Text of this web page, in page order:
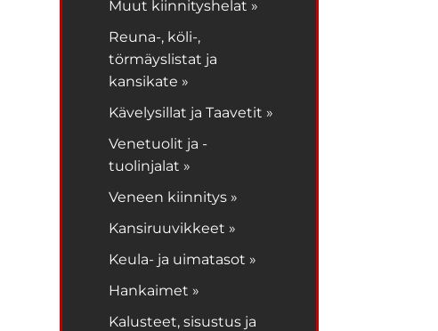
Muut kiinnityshelat »
Reuna-, köli-,
törmäyslistat ja
kansikate »
Kävelysillat ja Taavetit »
Venetuolit ja -
tuolinjalat »
Veneen kiinnitys »
Kansiruuvikkeet »
Keula- ja uimatasot »
Hankaimet »
Kalusteet, sisustus ja